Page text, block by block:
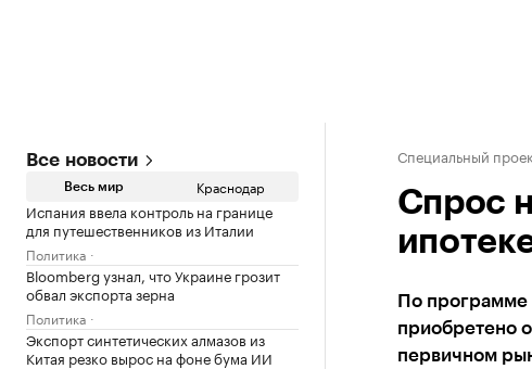
Все новости
Весь мир Краснодар
Испания ввела контроль на границе
для путешественников из Италии
Политика
Bloomberg узнал, что Украине грозит
обвал экспорта зерна
Политика
Экспорт синтетических алмазов из
Китая резко вырос на фоне бума ИИ
Специальный
Спрос
По программе
приобретено
первичном